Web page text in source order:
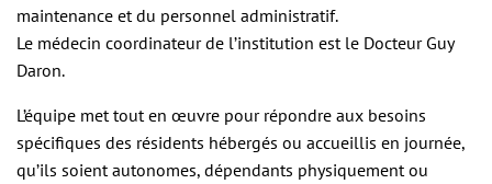
maintenance et du personnel administratif.
Le médecin coordinateur de l’institution est le Docteur Guy
Daron.
L’équipe met tout en œuvre pour répondre aux besoins
spécifiques des résidents hébergés ou accueillis en journée,
qu’ils soient autonomes, dépendants physiquement ou